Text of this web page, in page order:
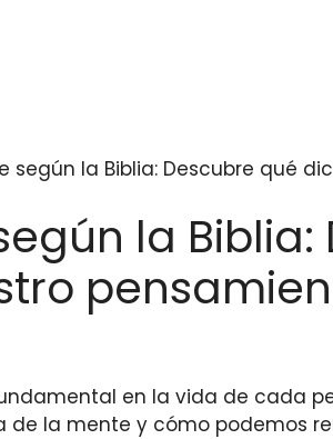
según la Biblia: Descubre qué
la
en la vida de cada
de la mente y cómo podemos